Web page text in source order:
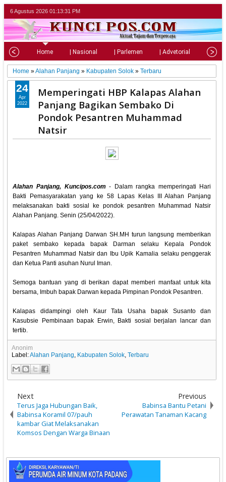
6 Agustus 2026 01:13:33 PM
Home | Nasional | Parlemen | Advetorial |
Home »Alahan Panjang » Kabupaten Solok »Terbaru
Memperingati HBP Kalapas Alahan
Panjang Bagikan Sembako Di
Pondok Pesantren Muhammad
Natsir
Alahan Panjang, Kuncipos.com- Dalam rangka memperingati Hari
Bakti Pemasyarakatan yang ke 58 Lapas Kelas III Alahan Panjang
melaksanakan bakti sosial ke pondok pesantren Muhammad Natsir
Alahan Panjang. Senin (25/04/2022).
Kalapas Alahan Panjang Darwan SH.MH turun langsung memberikan
paket sembako kepada bapak Darman selaku Kepala Pondok
Pesantren Muhammad Natsir dan Ibu Upik Kamalia selaku penggerak
dan Ketua Panti asuhan Nurul Iman.
Semoga bantuan yang di berikan dapat memberi manfaat untuk kita
bersama, Imbuh bapak Darwan kepada Pimpinan Pondok Pesantren.
Kalapas didampingi oleh Kaur Tata Usaha bapak Susanto dan
Kasubsie Pembinaan bapak Erwin, Bakti sosial berjalan lancar dan
tertib.
24
Apr
2022
Anonim
Label:Alahan Panjang, Kabupaten Solok,Terbaru
Next
Terus Jaga Hubungan Baik,
Babinsa Koramil 07/pauh
kambar Giat Melaksanakan
Komsos Dengan Warga Binaan
Previous
Babinsa Bantu Petani
Perawatan Tanaman Kacang